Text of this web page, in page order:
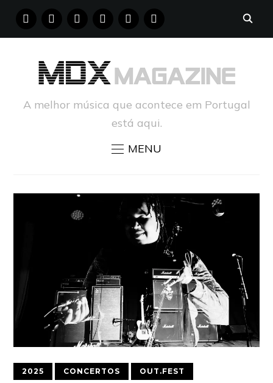
FACEBOOKINSTAGRAM
YOUTUBE PINTERESTTUMBLR
A melhor música que acontece em Portugal
está aqui.
MENU
2025 CONCERTOS OUT.FEST